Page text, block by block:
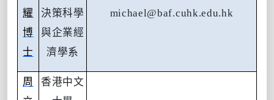
耀
博
士
決策科學
與企業經
濟學系
michael@baf.cuhk.edu.hk
周
香港中文